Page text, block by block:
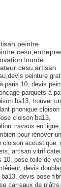
peintre
lourde
cesu,artisan
devis peinture
paris 10, devis
parquets à
ba13, trouver un
phonique cloison
cloison ba13,
travaux en ligne,
pour rénover
cloison acoustique,
artisan
10, pose toile de
devis
devis pose
carreaux de plâtre,